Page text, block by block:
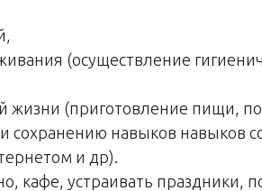
(осуществление
(приготовление пищи,
навыков навыков
и др).
кафе, устраивать праздники,